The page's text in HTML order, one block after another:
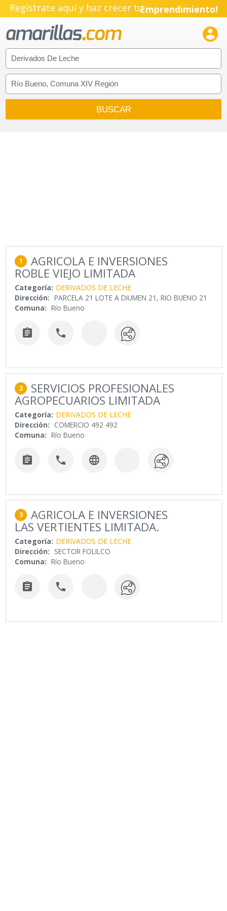
Regístrate aquí y haz crecer tuEmprendimiento!

1 AGRICOLA E INVERSIONES
ROBLE VIEJO LIMITADA
Categoría: DERIVADOS DE LECHE
Dirección: PARCELA 21 LOTE A DIUMEN 21, RIO BUENO 21
Comuna: Río Bueno
 
2 SERVICIOS PROFESIONALES
AGROPECUARIOS LIMITADA
Categoría: DERIVADOS DE LECHE
Dirección: COMERCIO 492 492
Comuna: Río Bueno
  
3 AGRICOLA E INVERSIONES
LAS VERTIENTES LIMITADA.
Categoría: DERIVADOS DE LECHE
Dirección: SECTOR FOLILCO
Comuna: Río Bueno
 